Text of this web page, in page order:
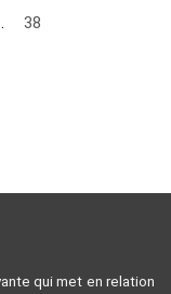
38
qui met en relation